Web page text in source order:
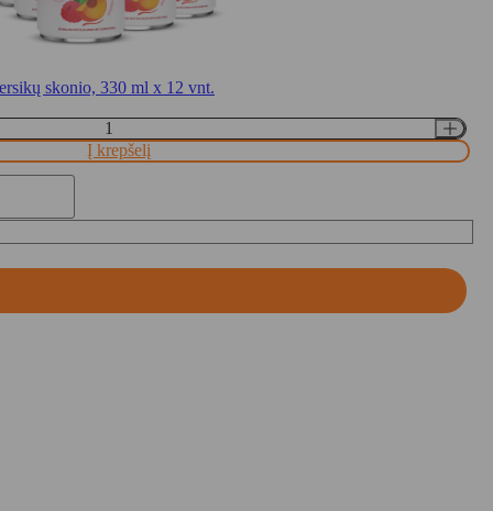
skonio, 330 ml x 12 vnt.
Į krepšelį